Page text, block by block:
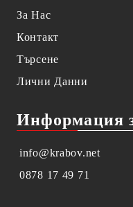
За Нас
Контакт
Търсене
Лични Данни
Информация
info@krabov.net
0878 17 49 71